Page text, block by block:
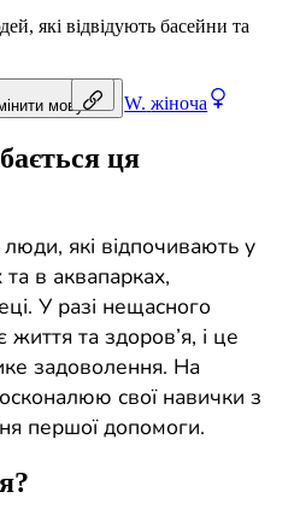
W. жіноча
які відвідують басейни та
мову
ця
які відпочивають у
в аквапарках,
У разі нещасного
життя та здоров’я, і це
задоволення. На
свої навички з
першої допомоги.